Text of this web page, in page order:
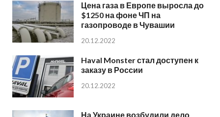
Цена газа в Европе выросла до
$1250 на фоне ЧП на
газопроводе в Чувашии
20.12.2022
Haval Monster стал доступен к
заказу в России
20.12.2022
На Украине возбудили дело